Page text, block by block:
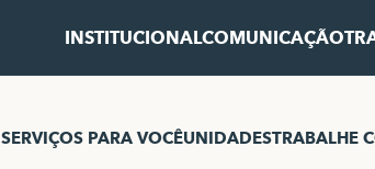
INSTITUCIONALCOMUNICAÇÃO
SERVIÇOS PARA VOCÊUNIDADESTRABALHE